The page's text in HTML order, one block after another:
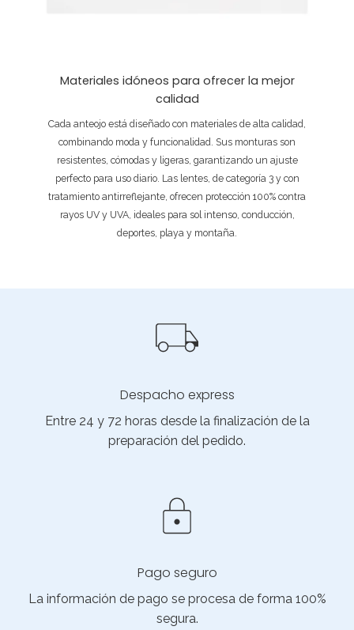
Materiales idóneos para ofrecer la mejor
calidad
Cada anteojo está diseñado con materiales de alta calidad,
combinando moda y funcionalidad. Sus monturas son
resistentes, cómodas y ligeras, garantizando un ajuste
perfecto para uso diario. Las lentes, de categoría 3 y con
tratamiento antirreflejante, ofrecen protección 100% contra
rayos UV y UVA, ideales para sol intenso, conducción,
deportes, playa y montaña.
Despacho express
Entre 24 y 72 horas desde la finalización de la
preparación del pedido.
Pago seguro
La información de pago se procesa de forma 100%
segura.